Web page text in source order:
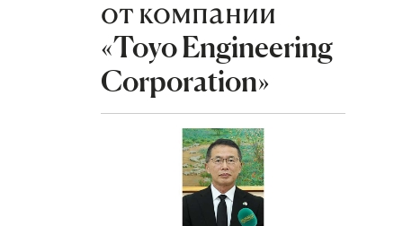
от компании
«Toyo Engineering
Corporation»